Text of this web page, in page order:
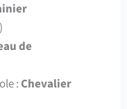
de
:Chevalier